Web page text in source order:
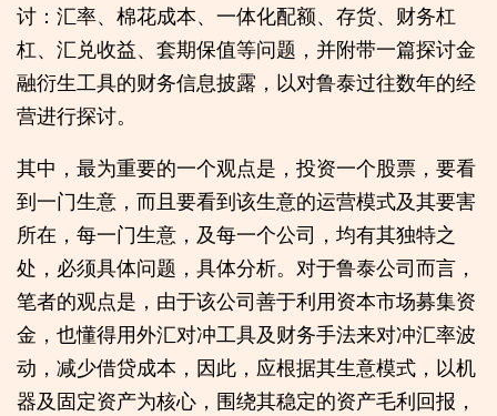
讨：汇率、棉花成本、一体化配额、存货、财务杠
杠、汇兑收益、套期保值等问题，并附带一篇探讨金
融衍生工具的财务信息披露，以对鲁泰过往数年的经
营进行探讨。
其中，最为重要的一个观点是，投资一个股票，要看
到一门生意，而且要看到该生意的运营模式及其要害
所在，每一门生意，及每一个公司，均有其独特之
处，必须具体问题，具体分析。对于鲁泰公司而言，
笔者的观点是，由于该公司善于利用资本市场募集资
金，也懂得用外汇对冲工具及财务手法来对冲汇率波
动，减少借贷成本，因此，应根据其生意模式，以机
器及固定资产为核心，围绕其稳定的资产毛利回报，